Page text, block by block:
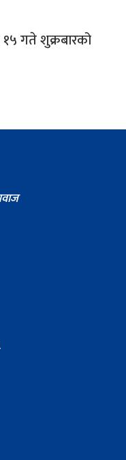
गते शुक्रबारको